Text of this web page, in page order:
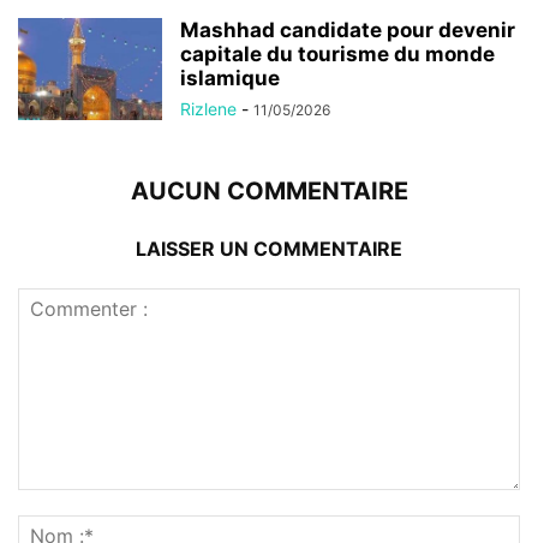
Mashhad candidate pour devenir
capitale du tourisme du monde
islamique
Rizlene - 11/05/2026
AUCUN COMMENTAIRE
LAISSER UN COMMENTAIRE